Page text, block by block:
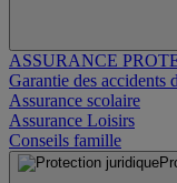
ASSURANCE
Garantie des accidents
Assurance scolaire
Assurance Loisirs
Conseils famille